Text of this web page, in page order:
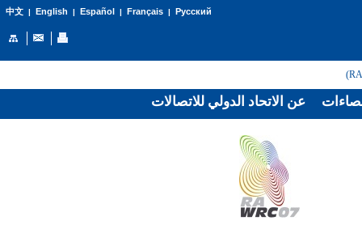
中文| English | Español | Français| Русский
عن الاتحاد الدولي للاتصالات